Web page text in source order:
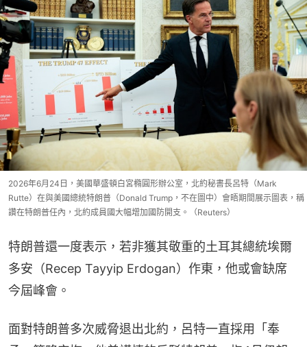
2026年6月24日，美國華盛頓白宮橢圓形辦公室，北約秘書長呂特（Mark
Rutte）在與美國總統特朗普（Donald Trump，不在圖中）會晤期間展示圖表，稱
讚在特朗普任內，北約成員國大幅增加國防開支。（Reuters）
特朗普還一度表示，若非獲其敬重的土耳其總統埃爾
多安（Recep Tayyip Erdogan）作東，他或會缺席
今屆峰會。
面對特朗普多次威脅退出北約，呂特一直採用「奉